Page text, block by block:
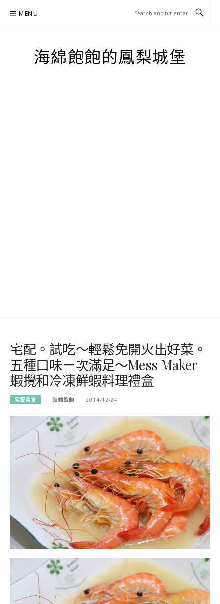
MENU
海綿飽飽的鳳梨城堡
宅配。試吃～輕鬆免開火出好菜。
五種口味ㄧ次滿足～Mess Maker
蝦攪和冷凍鮮蝦料理禮盒
宅配美食 海綿飽飽 2014-12-24